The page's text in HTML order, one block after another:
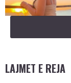
LAJMET E REJA